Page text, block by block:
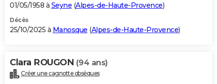
01/05/1958 à Seyne (Alpes-de-Haute-Provence)
Décès
25/10/2025 à Manosque (Alpes-de-Haute-Provence)
Clara ROUGON (94 ans)
Créer une cagnotte obsèques